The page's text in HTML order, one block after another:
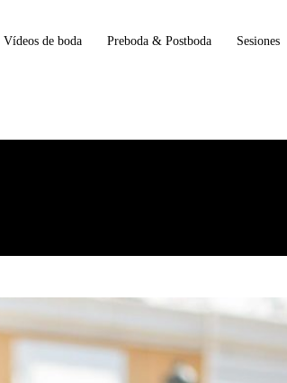
Vídeos de boda Preboda & Postboda Sesiones